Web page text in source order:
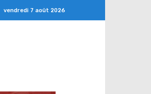
vendredi 7 août 2026